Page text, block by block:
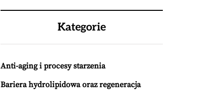
Kategorie
Anti-aging i procesy starzenia
Bariera hydrolipidowa oraz regeneracja